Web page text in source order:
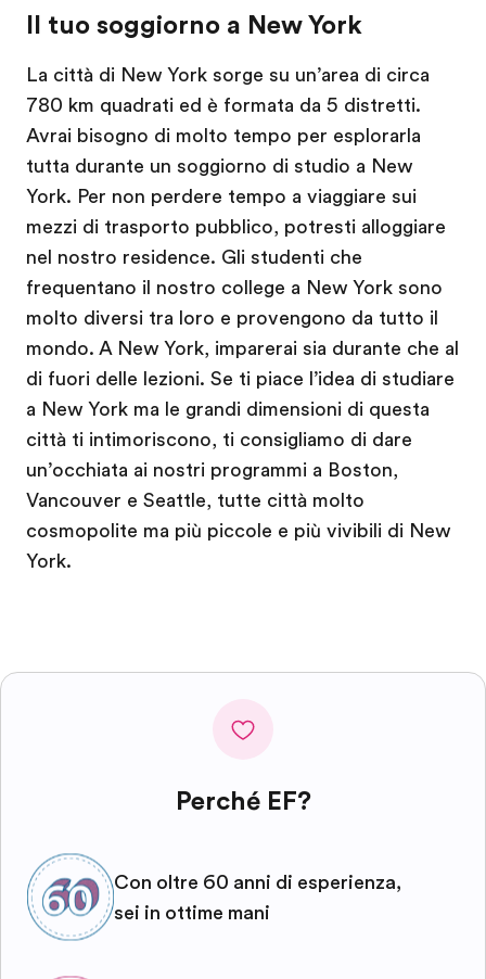
Il tuo soggiorno a New York
La città di New York sorge su un’area di circa
780 km quadrati ed è formata da 5 distretti.
Avrai bisogno di molto tempo per esplorarla
tutta durante un soggiorno di studio a New
York. Per non perdere tempo a viaggiare sui
mezzi di trasporto pubblico, potresti alloggiare
nel nostro residence. Gli studenti che
frequentano il nostro college a New York sono
molto diversi tra loro e provengono da tutto il
mondo. A New York, imparerai sia durante che al
di fuori delle lezioni. Se ti piace l’idea di studiare
a New York ma le grandi dimensioni di questa
città ti intimoriscono, ti consigliamo di dare
un’occhiata ai nostri programmi a Boston,
Vancouver e Seattle, tutte città molto
cosmopolite ma più piccole e più vivibili di New
York.
Perché EF?
Con oltre 60 anni di esperienza,
sei in ottime mani